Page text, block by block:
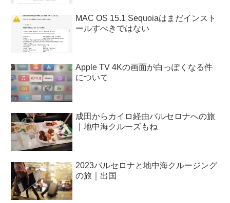
MAC OS 15.1 Sequoiaはまだインスト
ールすべきではない
Apple TV 4Kの画面が白っぽくなる件
について
成田からカイロ経由バルセロナへの旅
｜地中海クルーズもね
2023バルセロナと地中海クルージング
の旅｜出国